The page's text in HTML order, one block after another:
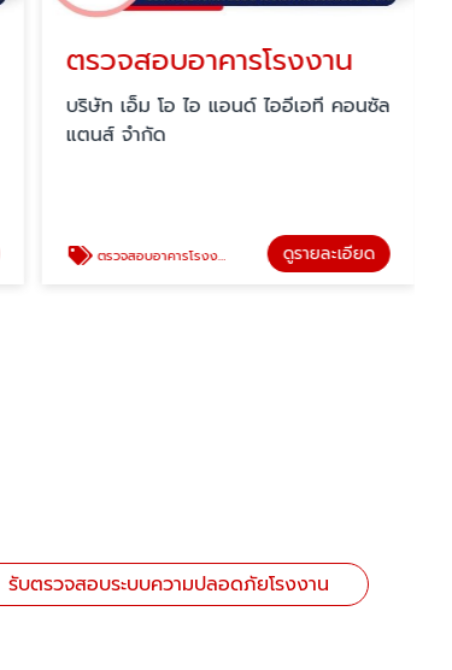
ตรวจสอบอาคารโรงงาน
บริษัท เอ็ม โอ ไอ แอนด์ ไออีเอที คอนซัล
แตนส์ จำกัด
ตรวจสอบอาคารโรงงาน ดูรายละเอียด
รับตรวจสอบระบบความปลอดภัยโรงงาน